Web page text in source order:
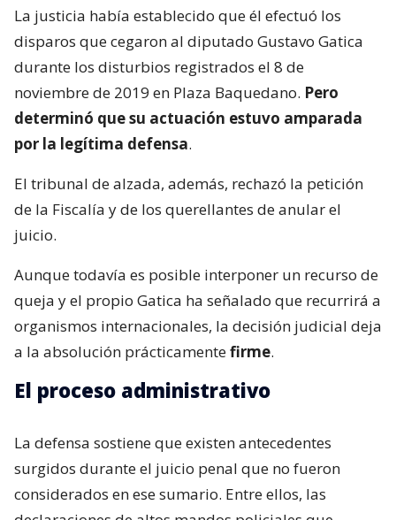
La justicia había establecido que él efectuó los
disparos que cegaron al diputado Gustavo Gatica
durante los disturbios registrados el 8 de
noviembre de 2019 en Plaza Baquedano. Pero
determinó que su actuación estuvo amparada
por la legítima defensa.
El tribunal de alzada, además, rechazó la petición
de la Fiscalía y de los querellantes de anular el
juicio.
Aunque todavía es posible interponer un recurso de
queja y el propio Gatica ha señalado que recurrirá a
organismos internacionales, la decisión judicial deja
a la absolución prácticamentefirme.
El proceso administrativo
La defensa sostiene que existen antecedentes
surgidos durante el juicio penal que no fueron
considerados en ese sumario. Entre ellos, las